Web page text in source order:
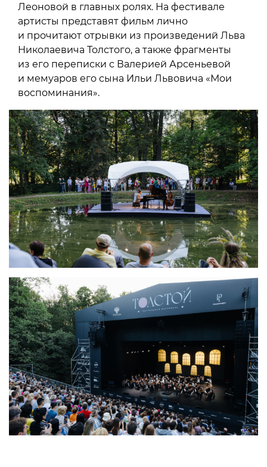
Леоновой в главных ролях. На фестивале
артисты представят фильм лично
и прочитают отрывки из произведений Льва
Николаевича Толстого, а также фрагменты
из его переписки с Валерией Арсеньевой
и мемуаров его сына Ильи Львовича «Мои
воспоминания».